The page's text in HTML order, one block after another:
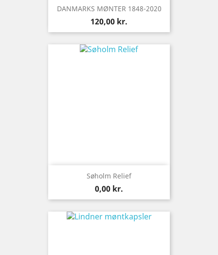
DANMARKS MØNTER 1848-2020
Pris
120,00 kr.
Søholm Relief
Pris
0,00 kr.